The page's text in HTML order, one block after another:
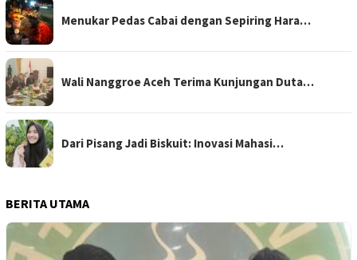
Menukar Pedas Cabai dengan Sepiring Hara…
Wali Nanggroe Aceh Terima Kunjungan Duta…
Dari Pisang Jadi Biskuit: Inovasi Mahasi…
BERITA UTAMA